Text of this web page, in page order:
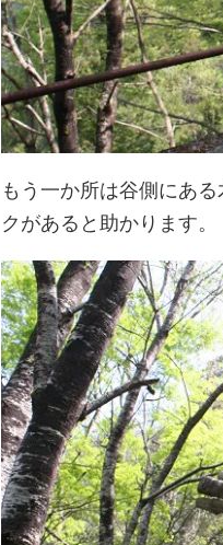
もう一か所は谷側にあ
クがあると助かります。